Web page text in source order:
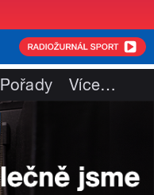
Pořady Více…